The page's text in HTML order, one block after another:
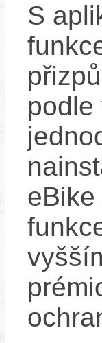
S